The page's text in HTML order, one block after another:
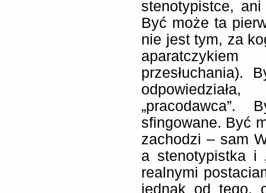
stenotypistce,
Być może ta
nie jest tym, za
przesłuchania).
„pracodawca”.
sfingowane. Być
zachodzi – sam
a stenotypistka i
realnymi
jednak od tego,